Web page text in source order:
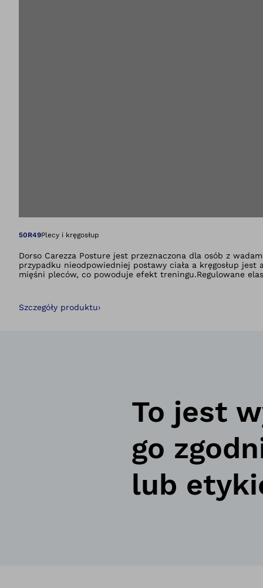
Otwiera zdjęcie
50R49Plecy i kręgosłup
Dorso Carezza Posture jest przeznaczona dla osób z
przypadku nieodpowiedniej postawy ciała a kręgosłup
mięśni pleców, co powoduje efekt treningu.Regulowane
łatwo założyć jak plecak i można ją prać w pralce. Istnieje
• Producent: Ottobock SE &amp; Co. KGaA
Szczegóły produktu›
To jest
go
lub